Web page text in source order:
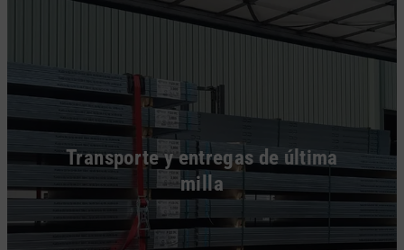
Transporte y entregas de última
milla